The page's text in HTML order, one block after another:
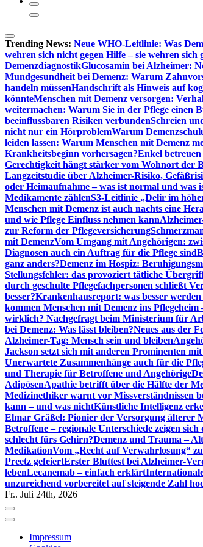
Trending News: Neue WHO-Leitlinie: Was
wehren sich nicht gegen Hilfe – sie wehren sich
DemenzdiagnostikGlucosamin bei Alzheimer:
Mundgesundheit bei Demenz: Warum
handeln müssenHandschrift als Hinweis auf
könnteMenschen mit Demenz versorgen:
weitermachen: Warum Sie in der Pflege einen
beeinflussbaren Risiken verbundenSchreien
nicht nur ein HörproblemWarum
leiden lassen: Warum Menschen mit Demenz
Krankheitsbeginn vorhersagen?Enkel
Gerechtigkeit hängt stärker vom Wohnort der
Langzeitstudie über Alzheimer-Risiko,
oder Heimaufnahme – was ist normal und was
Medikamente zählenS3-Leitlinie „Delir im
Menschen mit Demenz ist auch nachts eine
und wie Pflege Einfluss nehmen kann
zur Reform der Pflegeversicherung
mit DemenzVom Umgang mit Angehörigen:
Diagnosen auch ein Auftrag für die Pflege sind
ganz anders?Demenz im Hospiz:
Stellungsfehler: das provoziert tätliche
durch geschulte Pflegefachpersonen schließt
besser?Krankenhausreport: was besser
kommen Menschen mit Demenz ins
wirklich? Nachgefragt beim Ministerium für
bei Demenz: Was lässt bleiben?Neues aus der
Alzheimer-Tag: Mensch sein und bleiben
Jackson setzt sich mit anderen Prominenten
Unerwartete Zusammenhänge auch für die
und Therapie für Betroffene und Angehörige
AdipösenApathie betrifft über die Hälfte der
Medizinethiker warnt vor Missverständnissen
kann – und was nichtKünstliche Intelligenz
Elmar Gräßel: Pionier der Versorgung älterer
Betroffene – regionale Unterschiede zeigen sich
schlecht fürs Gehirn?Demenz und Trauma –
MedikationVom „Recht auf Verwahrlosung“
Preetz gefeiertErster Bluttest bei Alzheimer-
lebenLecanemab – einfach erklärt
unzureichend vorbereitet auf steigende Zahl
Fr.. Juli 24th, 2026
Impressum